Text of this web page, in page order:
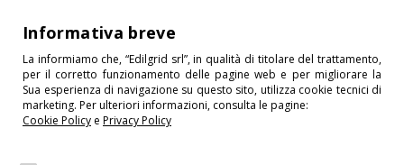
HOME I LAVORI REALIZZATI
HOME
CONDIZIONI DI VENDITA
Informativa breve
La informiamo che, “Edilgrid srl”, in qualità di titolare del trattamento,
per il corretto funzionamento delle pagine web e per migliorare la
Sua esperienza di navigazione su questo sito, utilizza cookie tecnici di
marketing. Per ulteriori informazioni, consulta le pagine:
Cookie Policy e Privacy Policy